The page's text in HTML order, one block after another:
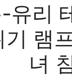
유리
기 램
녀